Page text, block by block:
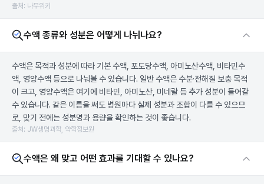
출처: 나무위키
수액 종류와 성분은 어떻게 나뉘나요?
수액은 목적과 성분에 따라 기본 수액, 포도당수액, 아미노산수액, 비타민수
액, 영양수액 등으로 나눠볼 수 있습니다. 일반 수액은 수분·전해질 보충 목적
이 크고, 영양수액은 여기에 비타민, 아미노산, 미네랄 등 추가 성분이 들어갈
수 있습니다. 같은 이름을 써도 병원마다 실제 성분과 조합이 다를 수 있으므
로, 맞기 전에는 성분명과 용량을 확인하는 것이 좋습니다.
출처: JW생명과학, 약학정보원
수액은 왜 맞고 어떤 효과를 기대할 수 있나요?